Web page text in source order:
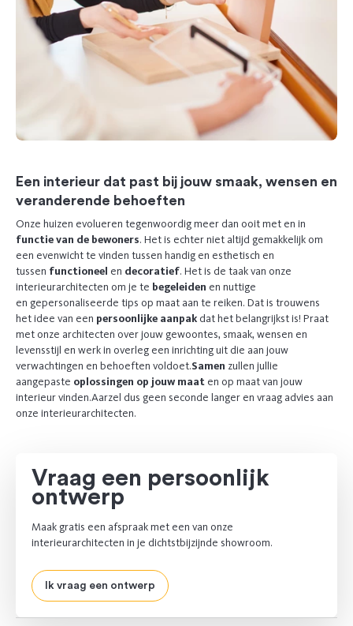
Een interieur dat past bij jouw smaak, wensen en
veranderende behoeften
Onze huizen evolueren tegenwoordig meer dan ooit met en in
functie van de bewoners. Het is echter niet altijd gemakkelijk om
een evenwicht te vinden tussen handig en esthetisch en
tussen functioneel en decoratief. Het is de taak van onze
interieurarchitecten om je te begeleiden en nuttige
en gepersonaliseerde tips op maat aan te reiken. Dat is trouwens
het idee van een persoonlijke aanpak dat het belangrijkst is! Praat
met onze architecten over jouw gewoontes, smaak, wensen en
levensstijl en werk in overleg een inrichting uit die aan jouw
verwachtingen en behoeften voldoet.Samen zullen jullie
aangepaste oplossingen op jouw maat en op maat van jouw
interieur vinden.Aarzel dus geen seconde langer en vraag advies aan
onze interieurarchitecten.
Vraag een persoonlijk
ontwerp
Maak gratis een afspraak met een van onze
interieurarchitecten in je dichtstbijzijnde showroom.
Ik vraag een ontwerp